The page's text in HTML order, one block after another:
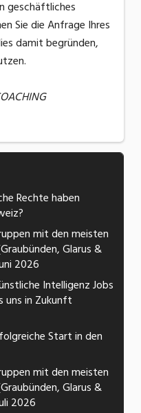
geschäftliches
Sie die Anfrage Ihres
damit begründen,
Rechte haben
mit den meisten
Glarus &
2026
Intelligenz Jobs
uns in Zukunft
Start in den
mit den meisten
Glarus &
2026